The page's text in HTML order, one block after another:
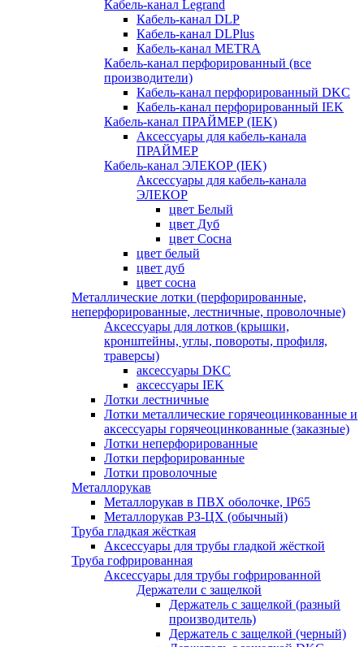
Кабель-канал Legrand
Кабель-канал DLP
Кабель-канал DLPlus
Кабель-канал METRA
Кабель-канал перфорированный (все
производители)
Кабель-канал перфорированный DKC
Кабель-канал перфорированный IEK
Кабель-канал ПРАЙМЕР (IEK)
Аксессуары для кабель-канала
ПРАЙМЕР
Кабель-канал ЭЛЕКОР (IEK)
Аксессуары для кабель-канала
ЭЛЕКОР
цвет Белый
цвет Дуб
цвет Сосна
цвет белый
цвет дуб
цвет сосна
Металлические лотки (перфорированные,
неперфорированные, лестничные, проволочные)
Аксессуары для лотков (крышки,
кронштейны, углы, повороты, профиля,
траверсы)
аксессуары DKC
аксессуары IEK
Лотки лестничные
Лотки металлические горячеоцинкованные и
аксессуары горячеоцинкованные (заказные)
Лотки неперфорированные
Лотки перфорированные
Лотки проволочные
Металлорукав
Металлорукав в ПВХ оболочке, IP65
Металлорукав РЗ-ЦХ (обычный)
Труба гладкая жёсткая
Аксессуары для трубы гладкой жёсткой
Труба гофрированная
Аксессуары для трубы гофрированной
Держатели с защелкой
Держатель с защелкой (разный
производитель)
Держатель с защелкой (черный)